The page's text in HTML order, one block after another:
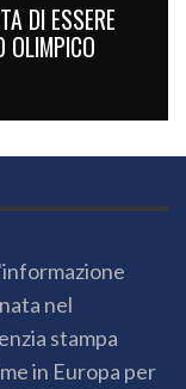
DI ESSERE
OLIMPICO
nel
stampa
in Europa per